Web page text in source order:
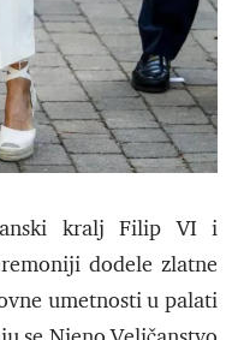
kralj Filip VI i
dodele zlatne
umetnosti u palati